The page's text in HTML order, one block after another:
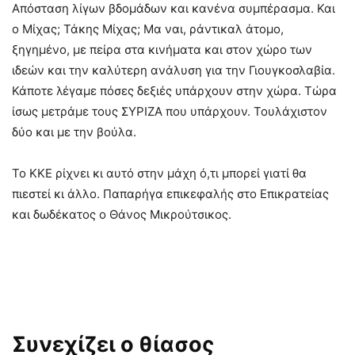
Απόσταση λίγων βδομάδων και κανένα συμπέρασμα. Και
ο Μίχας; Τάκης Μίχας; Μα ναι, ράντικαλ άτομο,
ξηγημένο, με πείρα στα κινήματα και στον χώρο των
ιδεών και την καλύτερη ανάλυση για την Γιουγκοσλαβία.
Κάποτε λέγαμε πόσες δεξιές υπάρχουν στην χώρα. Τώρα
ίσως μετράμε τους ΣΥΡΙΖΑ που υπάρχουν. Τουλάχιστον
δύο και με την βούλα.
Το ΚΚΕ ρίχνει κι αυτό στην μάχη ό,τι μπορεί γιατί θα
πιεστεί κι άλλο. Παπαρήγα επικεφαλής στο Επικρατείας
και δωδέκατος ο Θάνος Μικρούτσικος.
Συνεχίζει ο θίασος